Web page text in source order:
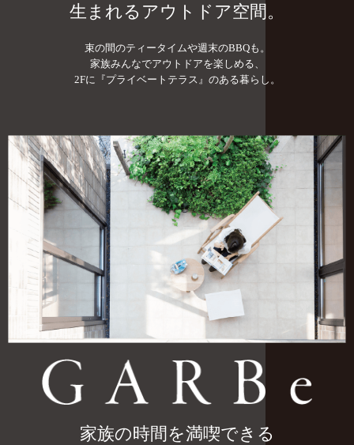
生まれるアウトドア空間。
束の間のティータイムや週末のBBQも。
家族みんなでアウトドアを楽しめる、
2Fに『プライベートテラス』のある暮らし。
家族の時間を満喫できる